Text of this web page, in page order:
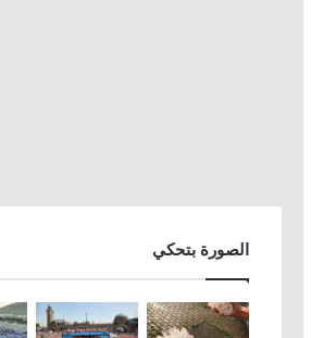
الصورة بتحكي